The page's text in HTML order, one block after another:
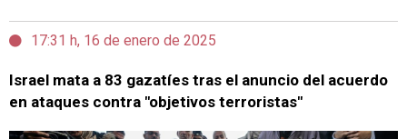
17:31 h, 16 de enero de 2025
Israel mata a 83 gazatíes tras el anuncio del acuerdo
en ataques contra "objetivos terroristas"